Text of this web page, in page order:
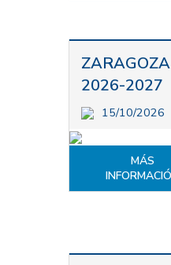
2026-2027
15/10/2026
MÁS